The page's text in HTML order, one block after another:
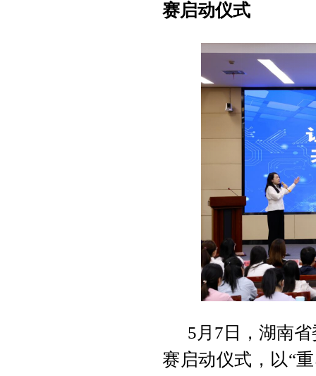
赛启动仪式
5月7日，湖南
赛启动仪式，以“